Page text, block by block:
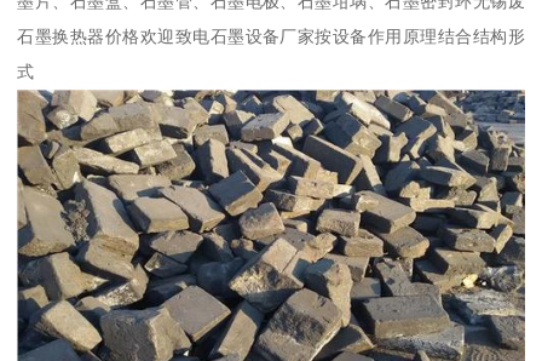
石墨换热器价格欢迎致电石墨设备厂家按设备作用原理结合结构形
式